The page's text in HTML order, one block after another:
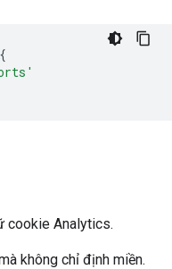
{
cookie Analytics.
không chỉ định miền.